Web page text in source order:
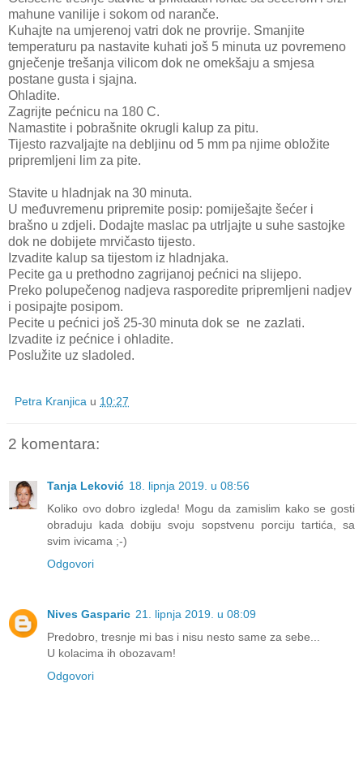
mahune vanilije i sokom od naranče.
Kuhajte na umjerenoj vatri dok ne provrije. Smanjite
temperaturu pa nastavite kuhati još 5 minuta uz povremeno
gnječenje trešanja vilicom dok ne omekšaju a smjesa
postane gusta i sjajna.
Ohladite.
Zagrijte pećnicu na 180 C.
Namastite i pobrašnite okrugli kalup za pitu.
Tijesto razvaljajte na debljinu od 5 mm pa njime obložite
pripremljeni lim za pite.
Stavite u hladnjak na 30 minuta.
U međuvremenu pripremite posip: pomiješajte šećer i
brašno u zdjeli. Dodajte maslac pa utrljajte u suhe sastojke
dok ne dobijete mrvičasto tijesto.
Izvadite kalup sa tijestom iz hladnjaka.
Pecite ga u prethodno zagrijanoj pećnici na slijepo.
Preko polupečenog nadjeva rasporedite pripremljeni nadjev
i posipajte posipom.
Pecite u pećnici još 25-30 minuta dok se ne zazlati.
Izvadite iz pećnice i ohladite.
Poslužite uz sladoled.
Petra Kranjica u 10:27
2 komentara:
Tanja Leković 18. lipnja 2019. u 08:56
Koliko ovo dobro izgleda! Mogu da zamislim kako se gosti
obraduju kada dobiju svoju sopstvenu porciju tartića, sa
svim ivicama ;-)
Odgovori
Nives Gasparic 21. lipnja 2019. u 08:09
Predobro, tresnje mi bas i nisu nesto same za sebe...
U kolacima ih obozavam!
Odgovori